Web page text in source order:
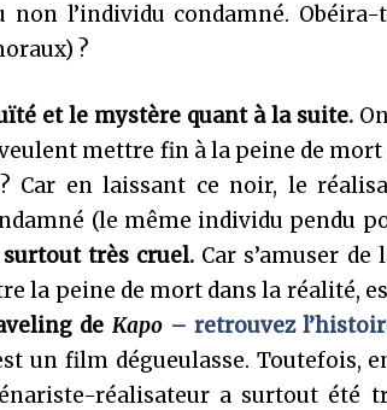
l’individu condamné.
?
et le mystère quant à la suite.
mettre fin à la peine de
en laissant ce noir, le
(le même individu pendu
très cruel. Car s’amuser de
la peine de mort dans la réalité,
de Kapo – retrouvez
un film dégueulasse. Toutefois,
réalisateur a surtout été